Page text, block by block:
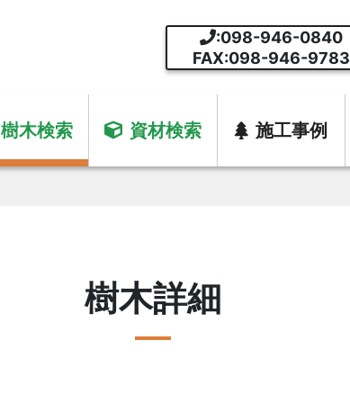
:098-946-0840
FAX:098-946-9783
樹木検索 資材検索 施工事例
樹木詳細